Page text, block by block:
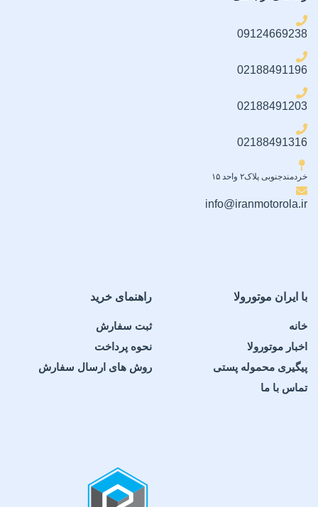
09124669238
02188491196
02188491203
02188491316
خردمندجنوبی پلاک۲ واحد ۱۵
info@iranmotorola.ir
با ایران موتورولا
خانه
اخبار موتورولا
پیگیری محموله پستی
تماس با ما
راهنمای خرید
ثبت سفارش
نحوه پرداخت
روش های ارسال سفارش